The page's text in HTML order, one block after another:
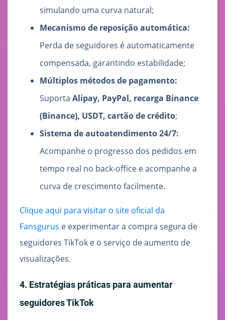
simulando uma curva natural;
Mecanismo de reposição automática:
Perda de seguidores é automaticamente
compensada, garantindo estabilidade;
Múltiplos métodos de pagamento:
Suporta Alipay, PayPal, recarga Binance
(Binance), USDT, cartão de crédito;
Sistema de autoatendimento 24/7:
Acompanhe o progresso dos pedidos em
tempo real no back-office e acompanhe a
curva de crescimento facilmente.
Clique aqui para visitar o site oficial da
Fansgurus e experimentar a compra segura de
seguidores TikTok e o serviço de aumento de
visualizações.
4. Estratégias práticas para aumentar
seguidores TikTok